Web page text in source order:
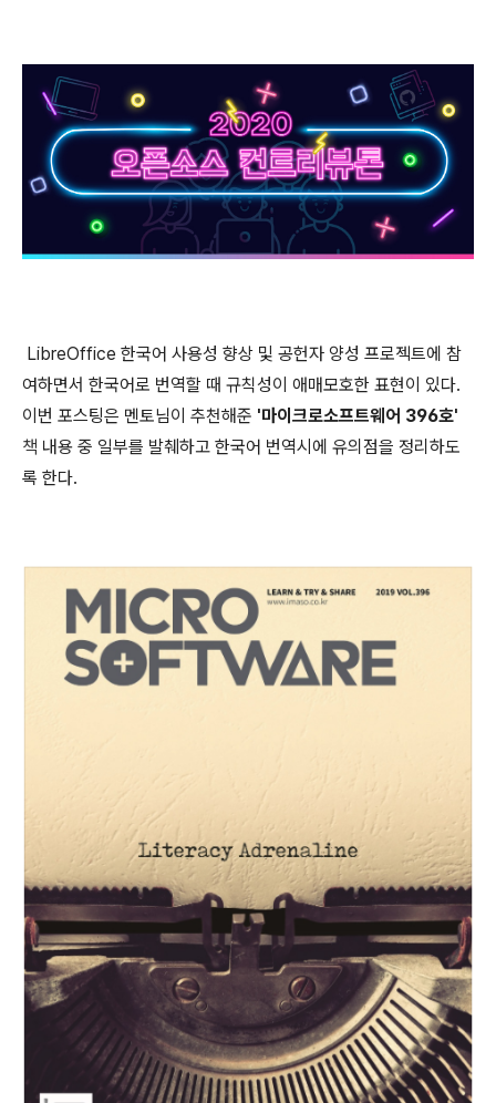
LibreOffice 한국어 사용성 향상 및 공헌자 양성 프로젝트에 참
여하면서 한국어로 번역할 때 규칙성이 애매모호한 표현이 있다.
이번 포스팅은 멘토님이 추천해준 '마이크로소프트웨어 396호'
책 내용 중 일부를 발췌하고 한국어 번역시에 유의점을 정리하도
록 한다.